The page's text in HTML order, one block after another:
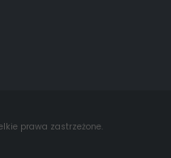
prawa zastrzeżone.